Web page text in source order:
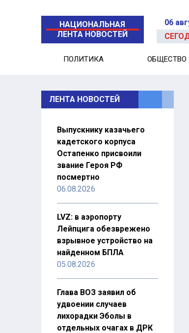
НАЦИОНАЛЬНАЯ
ЛЕНТА НОВОСТЕЙ
06
ПОЛИТИКА ОБЩЕСТВО
ЛЕНТА НОВОСТЕЙ
Выпускнику казачьего
кадетского корпуса
Остапенко присвоили
звание Героя РФ
посмертно
06.08.2026
LVZ: в аэропорту
Лейпцига обезврежено
взрывное устройство на
найденном БПЛА
05.08.2026
Глава ВОЗ заявил об
удвоении случаев
лихорадки Эболы в
отдельных очагах в ДРК